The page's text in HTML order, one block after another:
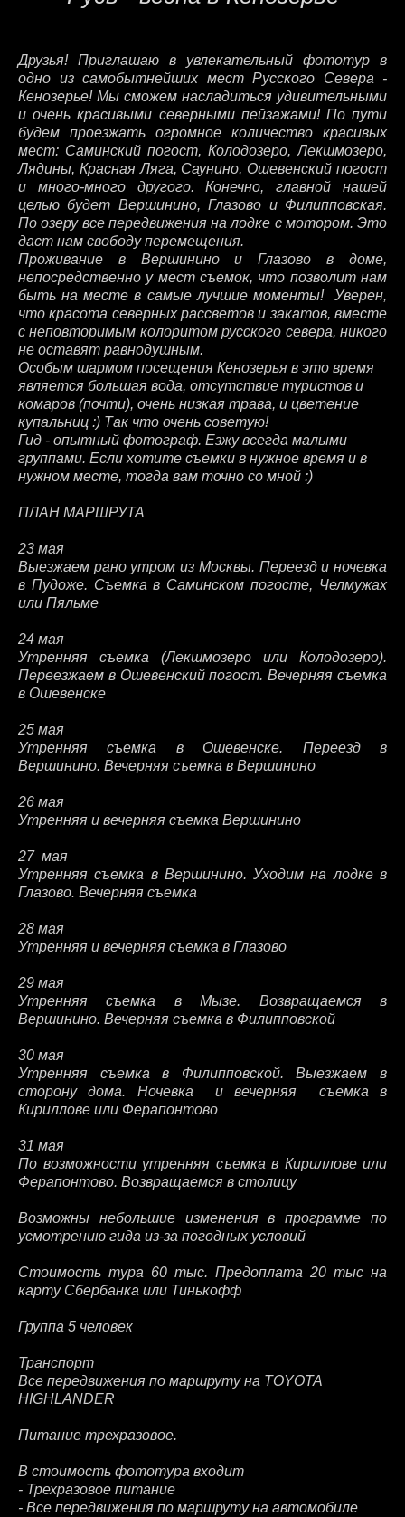
Друзья! Приглашаю в увлекательный фототур в
одно из самобытнейших мест Русского Севера -
Кенозерье! Мы сможем насладиться удивительными
и очень красивыми северными пейзажами! По пути
будем проезжать огромное количество красивых
мест: Саминский погост, Колодозеро, Лекшмозеро,
Лядины, Красная Ляга, Саунино, Ошевенский погост
и много-много другого. Конечно, главной нашей
целью будет Вершинино, Глазово и Филипповская.
По озеру все передвижения на лодке с мотором. Это
даст нам свободу перемещения.
Проживание в Вершинино и Глазово в доме,
непосредственно у мест съемок, что позволит нам
быть на месте в самые лучшие моменты! Уверен,
что красота северных рассветов и закатов, вместе
с неповторимым колоритом русского севера, никого
не оставят равнодушным.
Особым шармом посещения Кенозерья в это время
является большая вода, отсутствие туристов и
комаров (почти), очень низкая трава, и цветение
купальниц :) Так что очень советую!
Гид - опытный фотограф. Езжу всегда малыми
группами. Если хотите съемки в нужное время и в
нужном месте, тогда вам точно со мной :)
ПЛАН МАРШРУТА
23 мая
Выезжаем рано утром из Москвы. Переезд и ночевка
в Пудоже. Съемка в Саминском погосте, Челмужах
или Пяльме
24 мая
Утренняя съемка (Лекшмозеро или Колодозеро).
Переезжаем в Ошевенский погост. Вечерняя съемка
в Ошевенске
25 мая
Утренняя съемка в Ошевенске. Переезд в
Вершинино. Вечерняя съемка в Вершинино
26 мая
Утренняя и вечерняя съемка Вершинино
27 мая
Утренняя съемка в Вершинино. Уходим на лодке в
Глазово. Вечерняя съемка
28 мая
Утренняя и вечерняя съемка в Глазово
29 мая
Утренняя съемка в Мызе. Возвращаемся в
Вершинино. Вечерняя съемка в Филипповской
30 мая
Утренняя съемка в Филипповской. Выезжаем в
сторону дома. Ночевка и вечерняя съемка в
Кириллове или Ферапонтово
31 мая
По возможности утренняя съемка в Кириллове или
Ферапонтово. Возвращаемся в столицу
Возможны небольшие изменения в программе по
усмотрению гида из-за погодных условий
Стоимость тура 60 тыс. Предоплата 20 тыс на
карту Сбербанка или Тинькофф
Группа 5 человек
Транспорт
Все передвижения по маршруту на TOYOTA
HIGHLANDER
Питание трехразовое.
В стоимость фототура входит
- Трехразовое питание
- Все передвижения по маршруту на автомобиле